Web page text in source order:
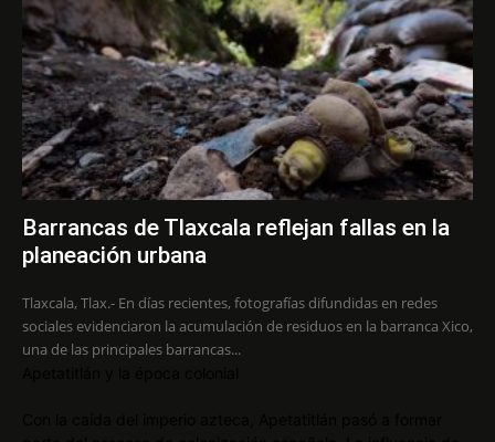
Barrancas de Tlaxcala reflejan fallas en la
planeación urbana
Tlaxcala, Tlax.- En días recientes, fotografías difundidas en redes
sociales evidenciaron la acumulación de residuos en la barranca Xico,
una de las principales barrancas...